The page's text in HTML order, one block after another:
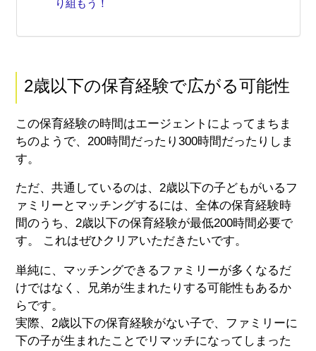
り組もう！
2歳以下の保育経験で広がる可能性
この保育経験の時間はエージェントによってまちま
ちのようで、200時間だったり300時間だったりしま
す。
ただ、共通しているのは、2歳以下の子どもがいるフ
ァミリーとマッチングするには、全体の保育経験時
間のうち、2歳以下の保育経験が最低200時間必要で
す。 これはぜひクリアいただきたいです。
単純に、マッチングできるファミリーが多くなるだ
けではなく、兄弟が生まれたりする可能性もあるか
らです。
実際、2歳以下の保育経験がない子で、ファミリーに
下の子が生まれたことでリマッチになってしまった